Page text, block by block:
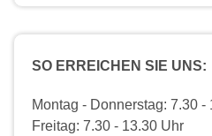
SO ERREICHEN SIE UNS:
Montag - Donnerstag: 7.30 -
Freitag: 7.30 - 13.30 Uhr